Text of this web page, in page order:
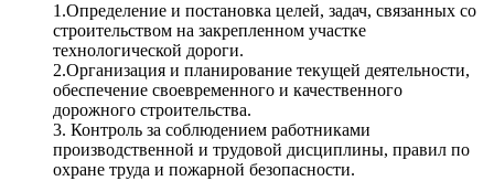
1.Определение и постановка целей, задач, связанных со
строительством на закрепленном участке
технологической дороги.
2.Организация и планирование текущей деятельности,
обеспечение своевременного и качественного
дорожного строительства.
3. Контроль за соблюдением работниками
производственной и трудовой дисциплины, правил по
охране труда и пожарной безопасности.